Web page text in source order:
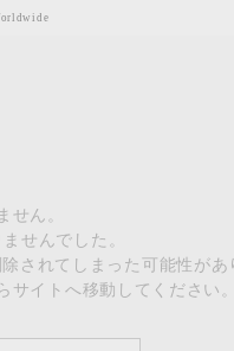
せん。
せんでした。
されてしまった可能性があ
イトへ移動してください。